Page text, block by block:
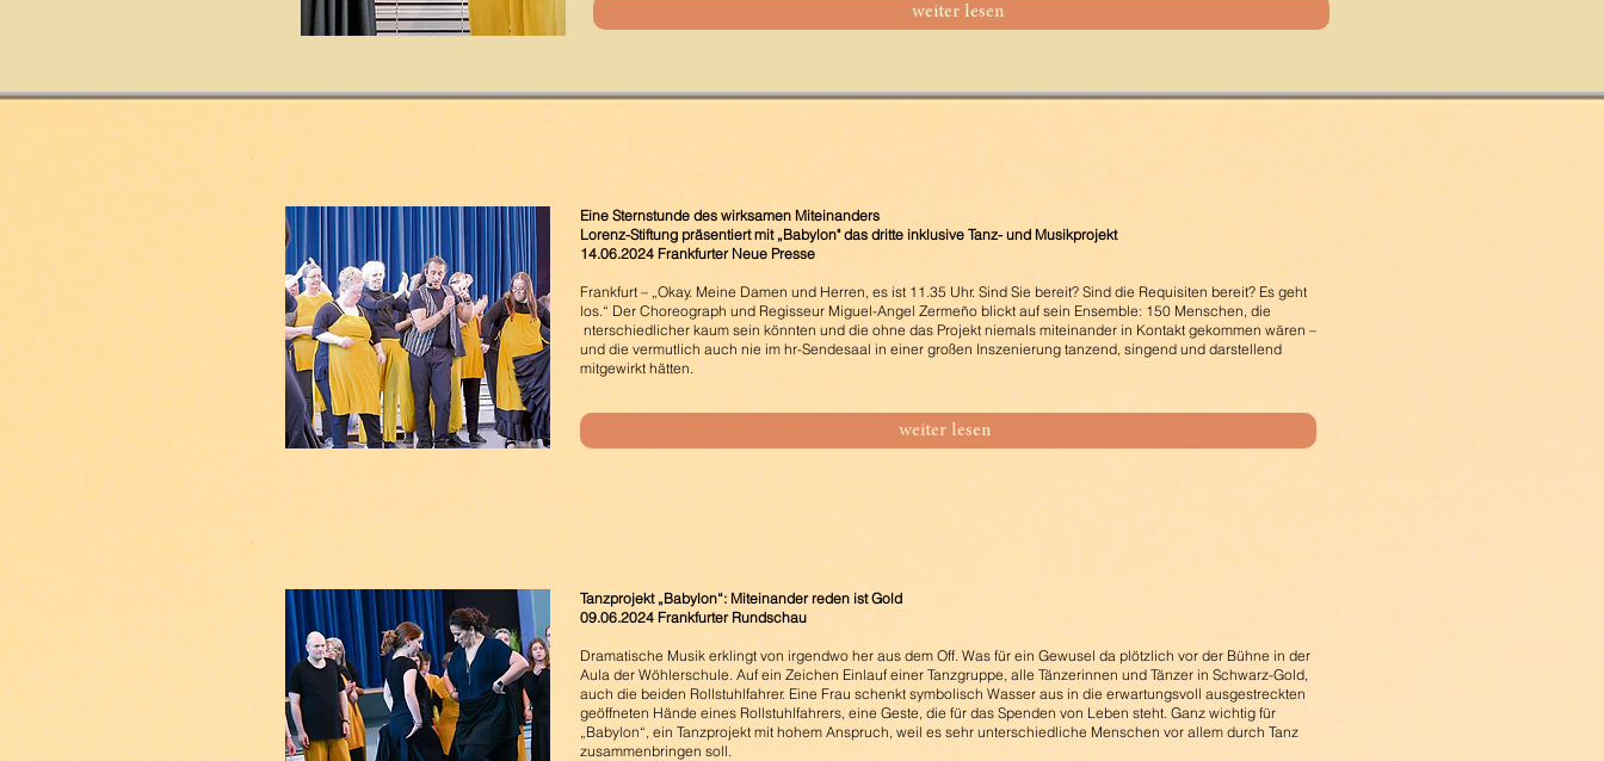
weiter lesen
Eine Sternstunde des wirksamen Miteinanders
Lorenz-Stiftung präsentiert mit „Babylon" das dritte inklusive Tanz- und Musikprojekt
14.06.2024 Frankfurter Neue Presse
Frankfurt – „Okay. Meine Damen und Herren, es ist 11.35 Uhr. Sind Sie bereit? Sind die Requisiten bereit? Es geht
los.“ Der Choreograph und Regisseur Miguel-Angel Zermeño blickt auf sein Ensemble: 150 Menschen, die
nterschiedlicher kaum sein könnten und die ohne das Projekt niemals miteinander in Kontakt gekommen wären –
und die vermutlich auch nie im hr-Sendesaal in einer großen Inszenierung tanzend, singend und darstellend
mitgewirkt hätten.
weiter lesen
Tanzprojekt „Babylon“: Miteinander reden ist Gold
09.06.2024 Frankfurter Rundschau
Dramatische Musik erklingt von irgendwo her aus dem Off. Was für ein Gewusel da plötzlich vor der Bühne in der
Aula der Wöhlerschule. Auf ein Zeichen Einlauf einer Tanzgruppe, alle Tänzerinnen und Tänzer in Schwarz-Gold,
auch die beiden Rollstuhlfahrer. Eine Frau schenkt symbolisch Wasser aus in die erwartungsvoll ausgestreckten
geöffneten Hände eines Rollstuhlfahrers, eine Geste, die für das Spenden von Leben steht. Ganz wichtig für
„Babylon“, ein Tanzprojekt mit hohem Anspruch, weil es sehr unterschiedliche Menschen vor allem durch Tanz
zusammenbringen soll.